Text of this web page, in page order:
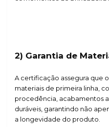
2) Garantia de
A certificação assegura que
materiais de primeira linha,
procedência, acabamentos
duráveis, garantindo não
a longevidade do produto.